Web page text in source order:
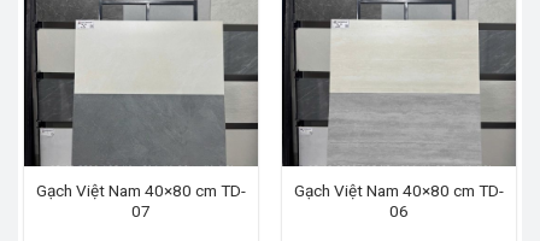
Gạch Việt Nam 40×80 cm TD-
07
Gạch Việt Nam 40×80 cm TD-
06